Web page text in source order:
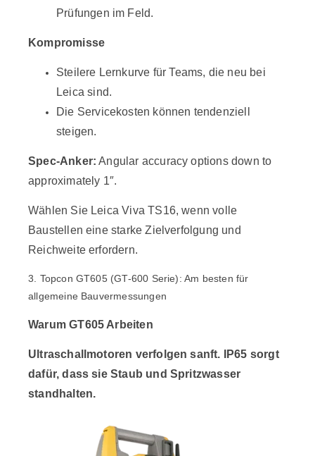
Prüfungen im Feld.
Kompromisse
Steilere Lernkurve für Teams, die neu bei
Leica sind.
Die Servicekosten können tendenziell
steigen.
Spec-Anker: Angular accuracy options down to
approximately 1″.
Wählen Sie Leica Viva TS16, wenn volle
Baustellen eine starke Zielverfolgung und
Reichweite erfordern.
3. Topcon GT605 (GT-600 Serie): Am besten für
allgemeine Bauvermessungen
WarumGT605 Arbeiten
Ultraschallmotoren verfolgen sanft. IP65 sorgt
dafür, dass sie Staub und Spritzwasser
standhalten.